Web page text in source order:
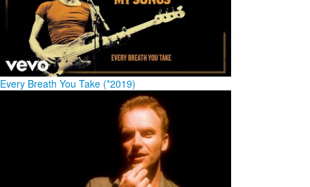
Every Breath You Take (*2019)